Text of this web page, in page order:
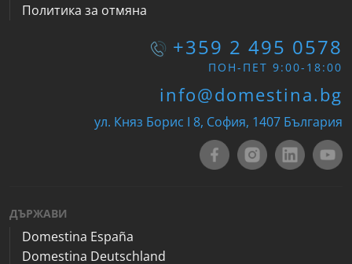
Политика за отмяна
+359 2 495 0578
ПОН-ПЕТ 9:00-18:00
info@domestina.bg
ул. Княз Борис I 8, София, 1407 България
ДЪРЖАВИ
Domestina España
Domestina Deutschland